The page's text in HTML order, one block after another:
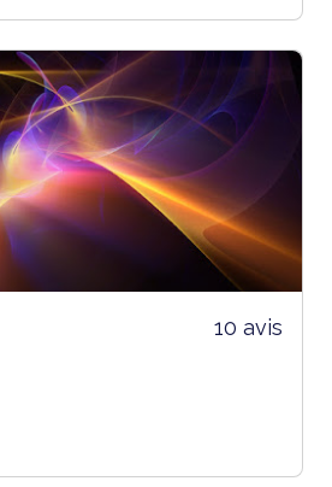
10 avis